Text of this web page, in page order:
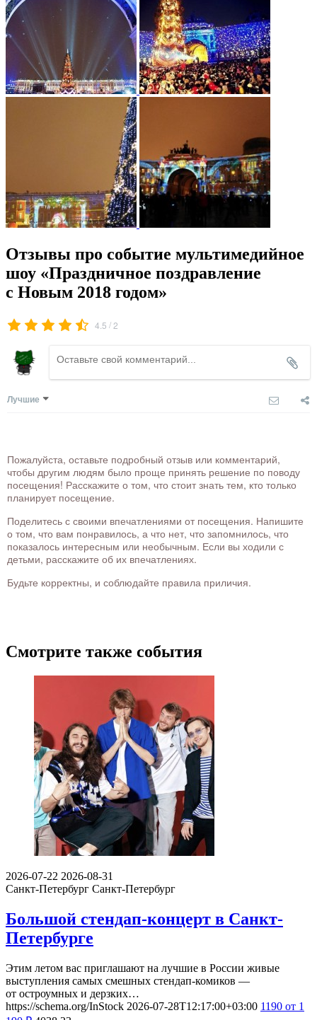
Отзывы про событие мультимедийное
шоу «Праздничное поздравление
с Новым 2018 годом»
4.5 /2
Лучшие
Пожалуйста, оставьте подробный отзыв или комментарий,
чтобы другим людям было проще принять решение по поводу
посещения! Расскажите о том, что стоит знать тем, кто только
планирует посещение.
Поделитесь с своими впечатлениями от посещения. Напишите
о том, что вам понравилось, а что нет, что запомнилось, что
показалось интересным или необычным. Если вы ходили с
детьми, расскажите об их впечатлениях.
Будьте корректны, и соблюдайте правила приличия.
Смотрите также события
2026-07-22 2026-08-31
Санкт-Петербург Санкт-Петербург
Большой стендап-концерт в Санкт-
Петербурге
Этим летом вас приглашают на лучшие в России живые
выступления самых смешных стендап-комиков —
от остроумных и дерзких…
https://schema.org/InStock 2026-07-28T12:17:00+03:00 1190 от 1